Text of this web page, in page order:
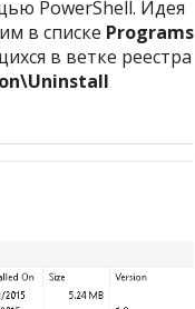
PowerShell. Идея
в списке Programs
в ветке реестра